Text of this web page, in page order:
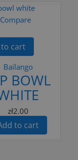
cart
Bailango
BOWL
zł2.00
to cart